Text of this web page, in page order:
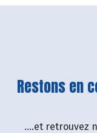
Restons en
....et retrouvez